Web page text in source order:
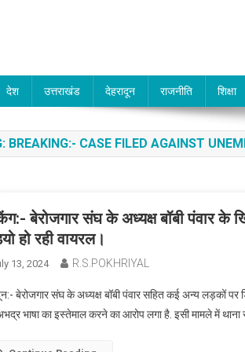
देश उत्तराखंड देहरादून राजनीति शिक्षा
BREAKING:- CASE FILED AGAINST
बेरोजगार संघ के अध्यक्ष बॉबी पंवार
हो रही वायरल।
13, 2024 R.S.POKHRIYAL
बेरोजगार संघ के अध्यक्ष बॉबी पंवार सहित कई अन्य लड़कों
भाषा का इस्तेमाल करने का आरोप लगा है. इसी मामले में थाना